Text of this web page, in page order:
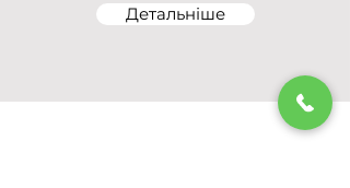
Детальніше